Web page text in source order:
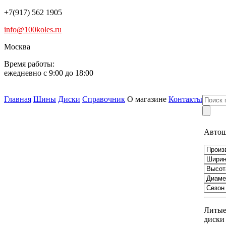
+7(917) 562 1905
info@100koles.ru
Москва
Время работы:
ежедневно с 9:00 до 18:00
Главная Шины Диски Справочник О магазине Контакты
Литые
диски